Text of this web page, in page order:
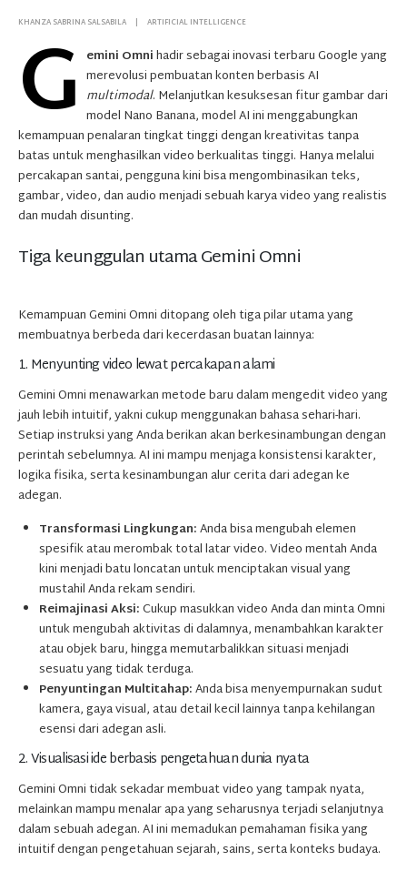
KHANZA SABRINA SALSABILA ARTIFICIAL INTELLIGENCE
G emini Omnihadir sebagai inovasi terbaru Google yang
merevolusi pembuatan konten berbasis AI
multimodal. Melanjutkan kesuksesan fitur gambar dari
model Nano Banana, model AI ini menggabungkan
kemampuan penalaran tingkat tinggi dengan kreativitas tanpa
batas untuk menghasilkan video berkualitas tinggi. Hanya melalui
percakapan santai, pengguna kini bisa mengombinasikan teks,
gambar, video, dan audio menjadi sebuah karya video yang realistis
dan mudah disunting.
Tiga keunggulan utama Gemini Omni
Kemampuan Gemini Omni ditopang oleh tiga pilar utama yang
membuatnya berbeda dari kecerdasan buatan lainnya:
1. Menyunting video lewat percakapan alami
Gemini Omni menawarkan metode baru dalam mengedit video yang
jauh lebih intuitif, yakni cukup menggunakan bahasa sehari-hari.
Setiap instruksi yang Anda berikan akan berkesinambungan dengan
perintah sebelumnya. AI ini mampu menjaga konsistensi karakter,
logika fisika, serta kesinambungan alur cerita dari adegan ke
adegan.
Transformasi Lingkungan:Anda bisa mengubah elemen
spesifik atau merombak total latar video. Video mentah Anda
kini menjadi batu loncatan untuk menciptakan visual yang
mustahil Anda rekam sendiri.
Reimajinasi Aksi:Cukup masukkan video Anda dan minta Omni
untuk mengubah aktivitas di dalamnya, menambahkan karakter
atau objek baru, hingga memutarbalikkan situasi menjadi
sesuatu yang tidak terduga.
Penyuntingan Multitahap:Anda bisa menyempurnakan sudut
kamera, gaya visual, atau detail kecil lainnya tanpa kehilangan
esensi dari adegan asli.
2. Visualisasi ide berbasis pengetahuan dunia nyata
Gemini Omni tidak sekadar membuat video yang tampak nyata,
melainkan mampu menalar apa yang seharusnya terjadi selanjutnya
dalam sebuah adegan. AI ini memadukan pemahaman fisika yang
intuitif dengan pengetahuan sejarah, sains, serta konteks budaya.